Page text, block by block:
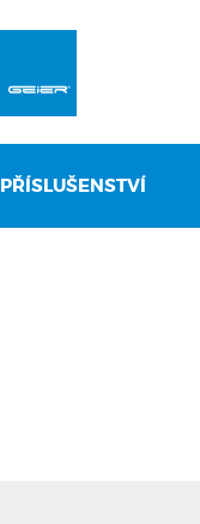
PŘÍSLUŠENSTVÍ